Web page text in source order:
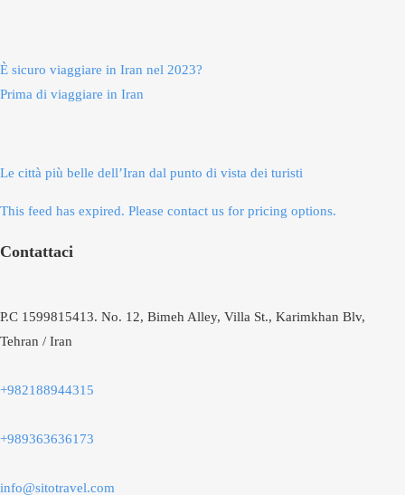
È sicuro viaggiare in Iran nel 2023?
Prima di viaggiare in Iran
Le città più belle dell’Iran dal punto di vista dei turisti
This feed has expired. Please contact us for pricing options.
Contattaci
P.C 1599815413. No. 12, Bimeh Alley, Villa St., Karimkhan Blv,
Tehran / Iran
+982188944315
+989363636173
info@sitotravel.com